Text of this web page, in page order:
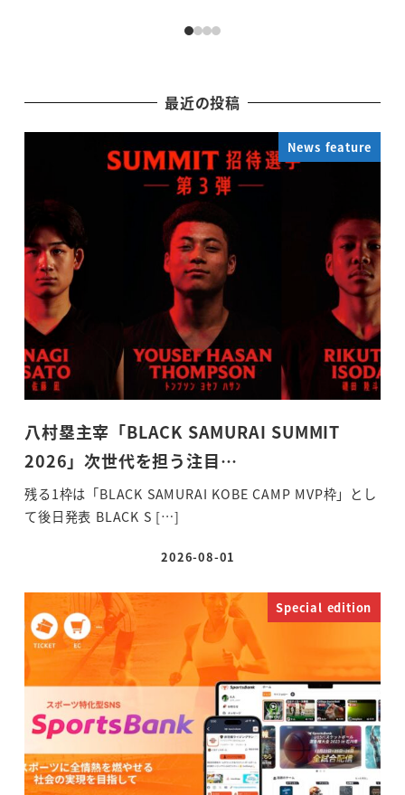
最近の投稿
News feature
八村塁主宰「BLACK SAMURAI SUMMIT
2026」次世代を担う注目…
残る1枠は「BLACK SAMURAI KOBE CAMP MVP枠」とし
て後日発表 BLACK S […]
投稿日
2026-08-01
Special edition